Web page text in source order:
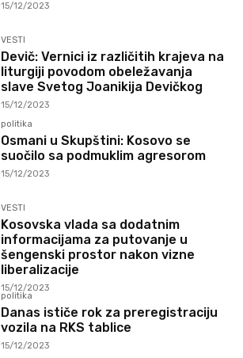
15/12/2023
VESTI
Devič: Vernici iz različitih krajeva na
liturgiji povodom obeležavanja
slave Svetog Joanikija Devičkog
15/12/2023
politika
Osmani u Skupštini: Kosovo se
suočilo sa podmuklim agresorom
15/12/2023
VESTI
Kosovska vlada sa dodatnim
informacijama za putovanje u
šengenski prostor nakon vizne
liberalizacije
15/12/2023
politika
Danas ističe rok za preregistraciju
vozila na RKS tablice
15/12/2023